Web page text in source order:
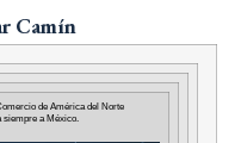
Camín
de América del Norte
a México.